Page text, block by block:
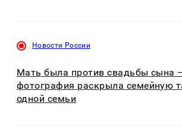
Новости России
Мать была против свадьбы сына
фотография раскрыла семейную
одной семьи